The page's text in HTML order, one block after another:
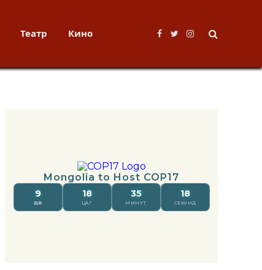
Театр Кино
Facebook
TwitterInstagram